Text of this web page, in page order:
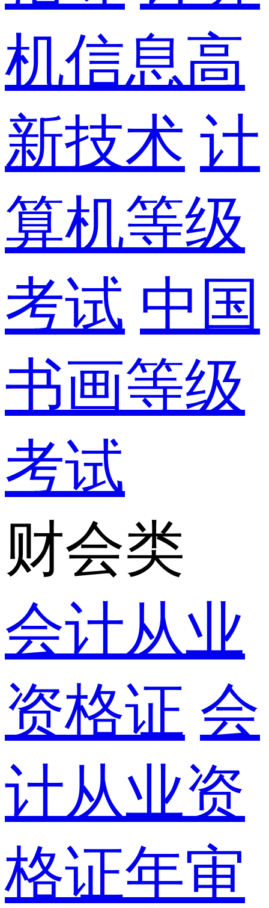
机信息高
新技术 计
算机等级
考试 中国
书画等级
考试
财会类
会计从业
资格证 会
计从业资
格证年审